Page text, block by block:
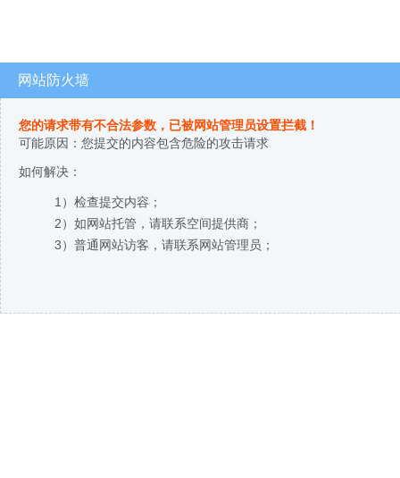
网站防火墙
您的请求带有不合法参数，已被网站管理员设置拦截！
可能原因：您提交的内容包含危险的攻击请求
如何解决：
1）检查提交内容；
2）如网站托管，请联系空间提供商；
3）普通网站访客，请联系网站管理员；